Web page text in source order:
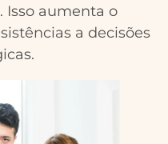
Isso aumenta o
a decisões